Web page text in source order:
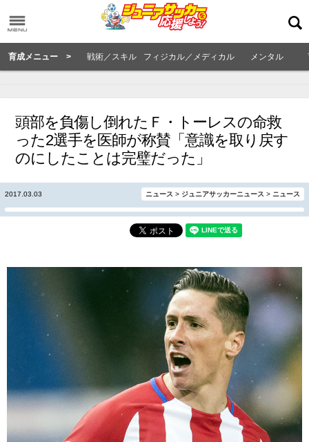
育成メニュー > 戦術／スキル フィジカル／メディカル メンタル
頭部を負傷し倒れたＦ・トーレスの命救
った2選手を医師が称賛「意識を取り戻す
のにしたことは完璧だった」
2017.03.03 ニュース > ジュニアサッカーニュース > ニュース